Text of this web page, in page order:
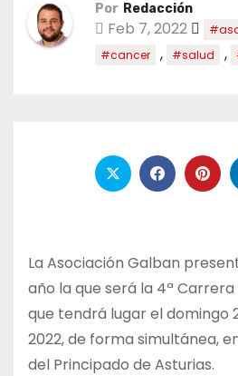
Por Redacción
Feb 7, 2022
#cancer , #salud ,
La Asociación Galban
año la que será la 4ª
que tendrá lugar el domingo
2022, de forma simultánea,
del Principado de Asturias.